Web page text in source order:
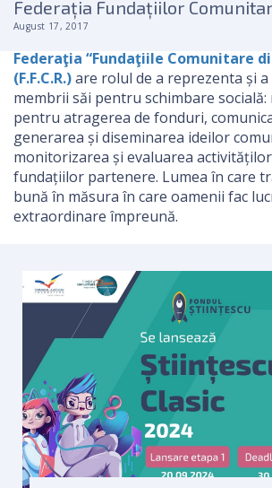
Federația Fundațiilor
August 17, 2017
Federaţia “Fundaţiile Comunitare
(F.F.C.R.)are rolul de a reprezenta și
membrii săi pentru schimbare socială:
pentru atragerea de fonduri,
generarea și diseminarea ideilor
monitorizarea și evaluarea
fundațiilor partenere. Lumea în care
bună în măsura în care oamenii fac
extraordinare împreună.